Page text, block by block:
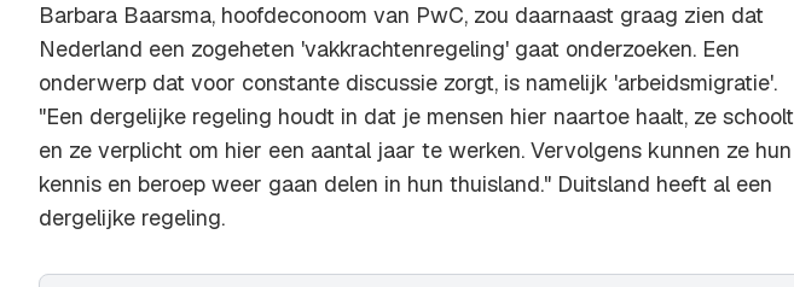
Barbara Baarsma, hoofdeconoom van PwC, zou daarnaast graag zien dat
Nederland een zogeheten 'vakkrachtenregeling' gaat onderzoeken. Een
onderwerp dat voor constante discussie zorgt, is namelijk 'arbeidsmigratie'.
"Een dergelijke regeling houdt in dat je mensen hier naartoe haalt, ze schoolt
en ze verplicht om hier een aantal jaar te werken. Vervolgens kunnen ze hun
kennis en beroep weer gaan delen in hun thuisland." Duitsland heeft al een
dergelijke regeling.